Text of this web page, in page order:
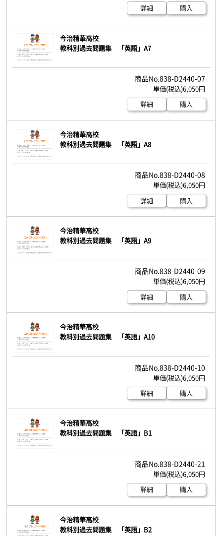
詳細
購入
今治精華高校
教科別過去問題集 「英語」A7
838-D2440-07
6,050円
詳細
購入
今治精華高校
教科別過去問題集 「英語」A8
838-D2440-08
6,050円
詳細
購入
今治精華高校
教科別過去問題集 「英語」A9
838-D2440-09
6,050円
詳細
購入
今治精華高校
教科別過去問題集 「英語」A10
838-D2440-10
6,050円
詳細
購入
今治精華高校
教科別過去問題集 「英語」B1
838-D2440-21
6,050円
詳細
購入
今治精華高校
教科別過去問題集 「英語」B2